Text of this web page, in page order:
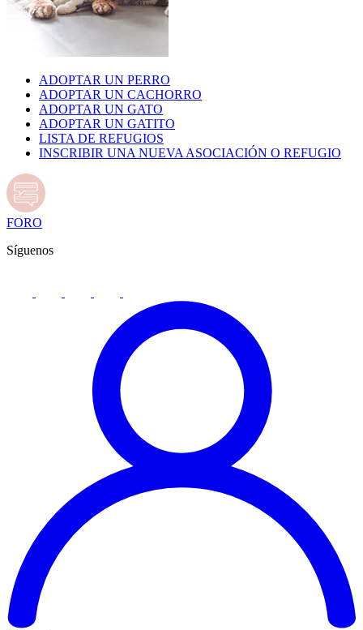
ADOPTAR UN PERRO
ADOPTAR UN CACHORRO
ADOPTAR UN GATO
ADOPTAR UN GATITO
LISTA DE REFUGIOS
INSCRIBIR UNA NUEVA ASOCIACIÓN O REFUGIO
FORO
Síguenos